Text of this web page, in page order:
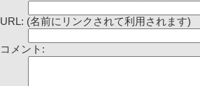
URL: (名前にリンクされて利用されます)
コメント: